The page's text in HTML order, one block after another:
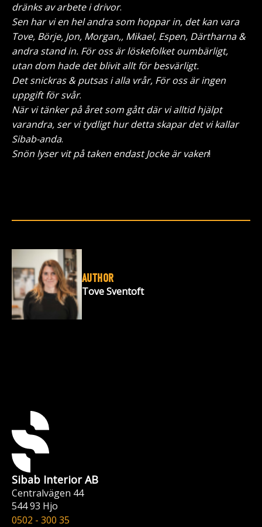
dränks av arbete i drivor.
Sen har vi en hel andra som hoppar in, det kan vara
Tove, Börje, Jon, Morgan,, Mikael, Espen, Därtharna &
andra stand in. För oss är löskefolket oumbärligt,
utan dom hade det blivit allt för besvärligt.
Det snickras & putsas i alla vrår, För oss är ingen
uppgift för svår.
När vi tänker på året som gått där vi alltid hjälpt
varandra, ser vi tydligt hur detta skapar det vi kallar
Sibab-anda.
Snön lyser vit på taken endast Jocke är vaken!
AUTHOR
Tove Sventoft
Sibab Interior AB
Centralvägen 44
544 93 Hjo
0502 - 300 35